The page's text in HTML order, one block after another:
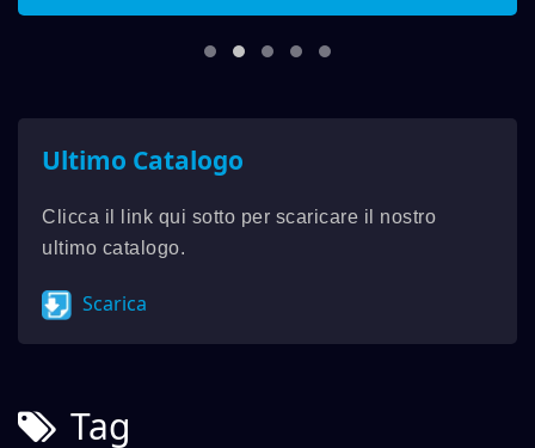
Ultimo Catalogo
Clicca il link qui sotto per scaricare il nostro
ultimo catalogo.
Scarica
Tag